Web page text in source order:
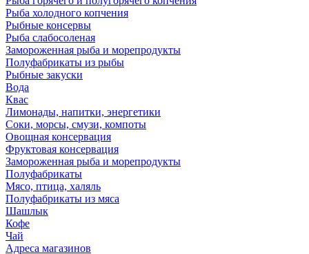
Рыба холодного копчения
Рыбные консервы
Рыба слабосоленая
Замороженная рыба и морепродукты
Полуфабрикаты из рыбы
Рыбные закуски
Вода
Квас
Лимонады, напитки, энергетики
Соки, морсы, смузи, компоты
Овощная консервация
Фруктовая консервация
Замороженная рыба и морепродукты
Полуфабрикаты
Мясо, птица, халяль
Полуфабрикаты из мяса
Шашлык
Кофе
Чай
Адреса магазинов